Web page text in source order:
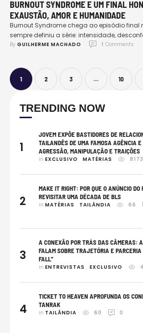
BURNOUT SYNDROME E UM FINAL
EXAUSTÃO, AMOR E HUMANIDADE
Burnout Syndrome chega ao episódio
sempre definiu a série: intensidade,
Desde o início, ficou claro que essa não
sem fingir que tudo se resolve …
By GUILHERME MACHADO 1 Comments
1 2 3 … 10
TRENDING NOW
1
JOVEM EXPÕE BASTIDORES DE
TAILANDÊS DE UMA FAMOSA AGÊNCIA E
AGRESSÃO, MANIPULAÇÃO E TRAIÇÕES
in EXCLUSIVO MATÉRIAS 8173
2
MAKE IT RIGHT: POR QUE O ANÚNCIO DO
REVISITAR UMA DÉCADA DE BLS
in MATÉRIAS TAILÂNDIA 66
3
A CONEXÃO POR TRÁS DAS CÂMERAS:
FALAM SOBRE TRAJETÓRIA E
FALL”
in ENTREVISTAS EXCLUSIVO
4
TICKET TO HEAVEN APROFUNDA OS
TANRAK
in TAILÂNDIA 60 0